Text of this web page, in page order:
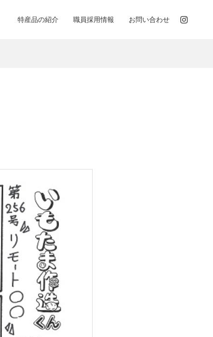
特産品の紹介 職員採用情報 お問い合わせ